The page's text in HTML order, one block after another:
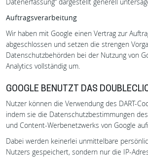
Auftragsverarbeitung
Wir haben mit Google einen Vertrag zur
abgeschlossen und setzen die strengen
Datenschutzbehörden bei der Nutzung von
Analytics vollständig um.
GOOGLE BENUTZT DAS
Nutzer können die Verwendung des DART-
indem sie die Datenschutzbestimmungen
und Content-Werbenetzwerks von Google
Dabei werden keinerlei unmittelbare
Nutzers gespeichert, sondern nur die IP-